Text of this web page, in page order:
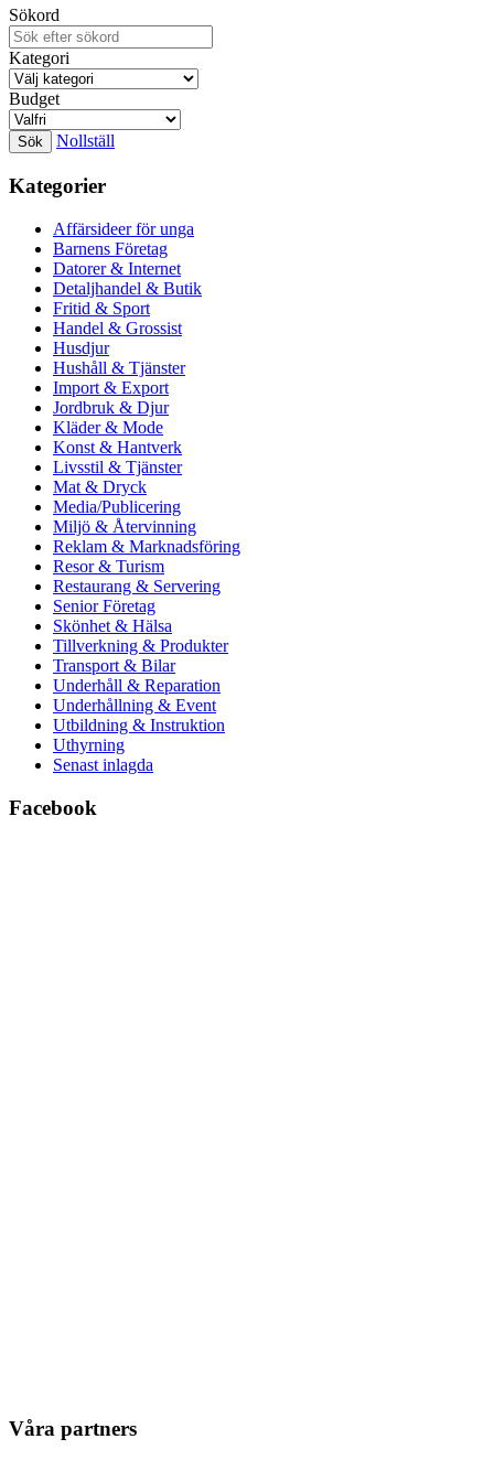
Sökord
Kategori
Budget
Nollställ
Kategorier
Affärsideer för unga
Barnens Företag
Datorer & Internet
Detaljhandel & Butik
Fritid & Sport
Handel & Grossist
Husdjur
Hushåll & Tjänster
Import & Export
Jordbruk & Djur
Kläder & Mode
Konst & Hantverk
Livsstil & Tjänster
Mat & Dryck
Media/Publicering
Miljö & Återvinning
Reklam & Marknadsföring
Resor & Turism
Restaurang & Servering
Senior Företag
Skönhet & Hälsa
Tillverkning & Produkter
Transport & Bilar
Underhåll & Reparation
Underhållning & Event
Utbildning & Instruktion
Uthyrning
Senast inlagda
Facebook
Våra partners